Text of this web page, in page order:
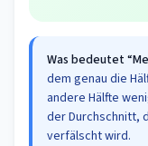
Was bedeutet
dem genau die
andere Hälfte
der Durchschnitt,
verfälscht wird.